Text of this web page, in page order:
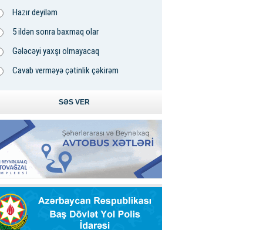
Hazır deyiləm
5 ildən sonra baxmaq olar
Gələcəyi yaxşı olmayacaq
Cavab verməyə çətinlik çəkirəm